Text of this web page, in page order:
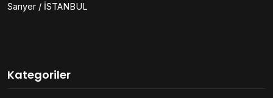
Sarıyer / İSTANBUL
Kategoriler